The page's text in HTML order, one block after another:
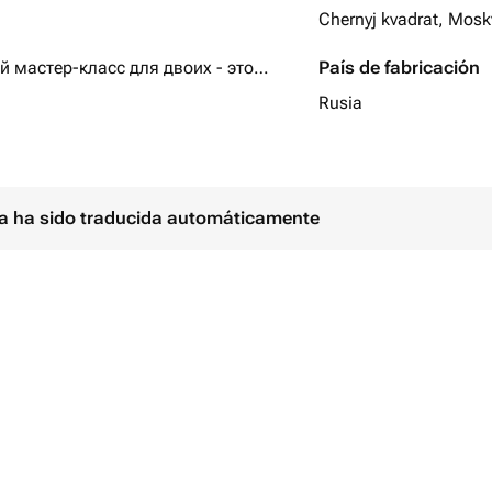
Chernyj kvadrat,
País de fabricación
Rusia
класс для двоих - это
творчества!
покупки.
ha sido traducida automáticamente